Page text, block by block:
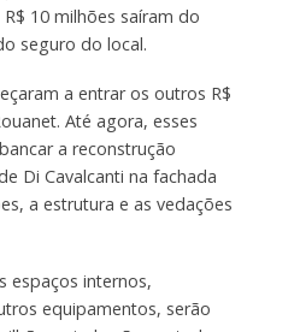
10 milhões saíram do
seguro do local.
a entrar os outros R$
Até agora, esses
a reconstrução
Di Cavalcanti na fachada
a estrutura e as vedações
espaços internos,
equipamentos, serão